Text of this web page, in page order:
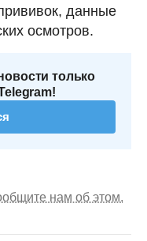
данные
осмотров.
только
нам об этом.